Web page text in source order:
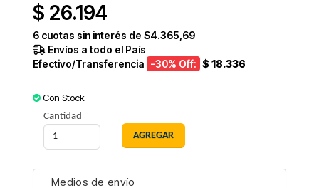
$ 26.194
6 cuotas sin interés de $4.365,69
Envíos a todo el País
Efectivo/Transferencia -30% Off: $ 18.336
Con Stock
Cantidad
Medios de envío